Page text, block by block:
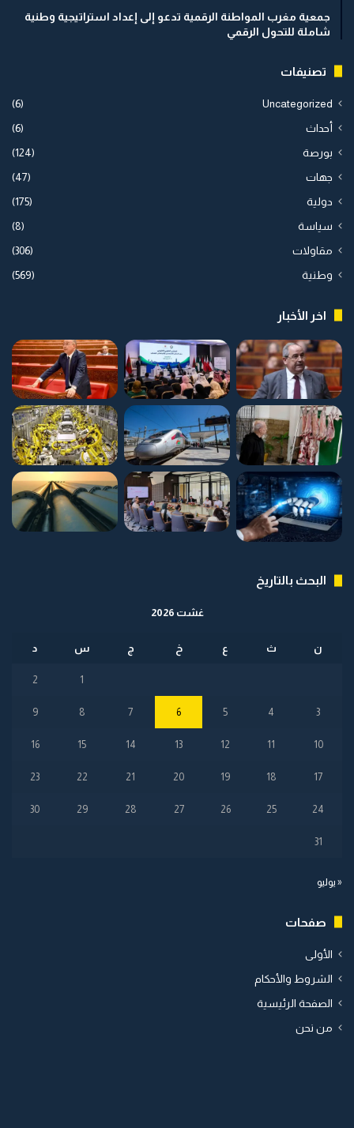
جمعية مغرب المواطنة الرقمية تدعو إلى إعداد استراتيجية وطنية
شاملة للتحول الرقمي
تصنيفات
Uncategorized
(6)
أحداث (6)
بورصة (124)
جهات (47)
دولية (175)
سياسة (8)
مقاولات (306)
وطنية (569)
اخر الأخبار
البحث بالتاريخ
غشت 2026
ن ث ع خ ج س د
1
2
3
4
5
6
7
8
9
10
11
12
13
14
15
16
17
18
19
20
21
22
23
24
25
26
27
28
29
30
31
« يوليو
صفحات
الأولى
الشروط والأحكام
الصفحة الرئيسية
من نحن